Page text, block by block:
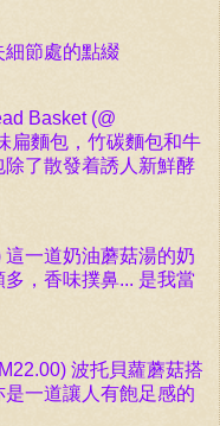
細節處的點綴
Basket (@
扁麵包，竹碳麵包和牛
了散發着誘人新鮮酵
一道奶油蘑菇湯的奶
，香味撲鼻... 是我當
波托貝蘿蘑菇搭
一道讓人有飽足感的